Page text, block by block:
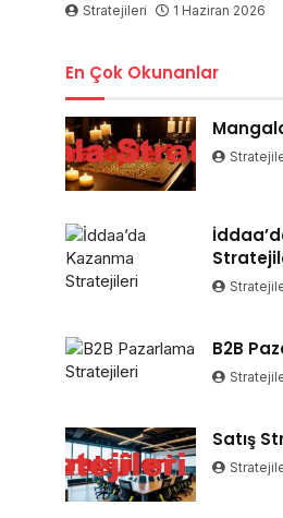
Stratejileri 1 Haziran 2026
En Çok Okunanlar
B2B
Satış